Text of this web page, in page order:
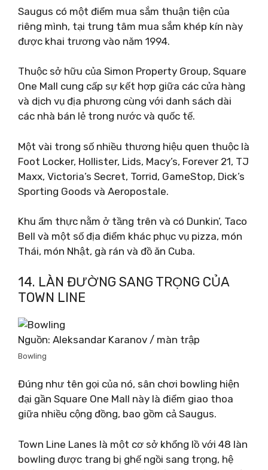
Saugus có một điểm mua sắm thuận tiện của
riêng mình, tại trung tâm mua sắm khép kín này
được khai trương vào năm 1994.
Thuộc sở hữu của Simon Property Group, Square
One Mall cung cấp sự kết hợp giữa các cửa hàng
và dịch vụ địa phương cùng với danh sách dài
các nhà bán lẻ trong nước và quốc tế.
Một vài trong số nhiều thương hiệu quen thuộc là
Foot Locker, Hollister, Lids, Macy’s, Forever 21, TJ
Maxx, Victoria’s Secret, Torrid, GameStop, Dick’s
Sporting Goods và Aeropostale.
Khu ẩm thực nằm ở tầng trên và có Dunkin’, Taco
Bell và một số địa điểm khác phục vụ pizza, món
Thái, món Nhật, gà rán và đồ ăn Cuba.
14. LÀN ĐƯỜNG SANG TRỌNG CỦA
TOWN LINE
Nguồn: Aleksandar Karanov / màn trập
Bowling
Đúng như tên gọi của nó, sân chơi bowling hiện
đại gần Square One Mall này là điểm giao thoa
giữa nhiều cộng đồng, bao gồm cả Saugus.
Town Line Lanes là một cơ sở khổng lồ với 48 làn
bowling được trang bị ghế ngồi sang trọng, hệ